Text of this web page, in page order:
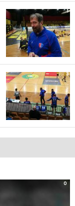
1
3
0